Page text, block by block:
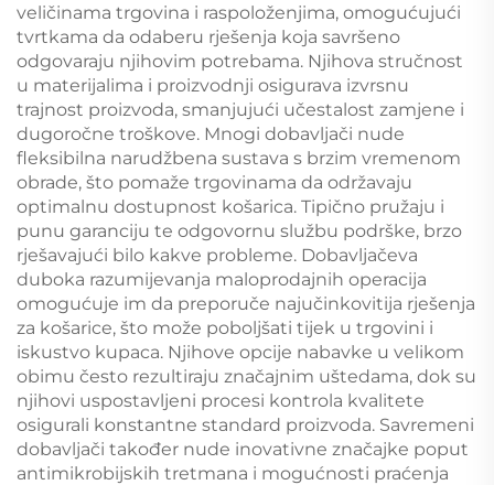
veličinama trgovina i raspoloženjima, omogućujući
tvrtkama da odaberu rješenja koja savršeno
odgovaraju njihovim potrebama. Njihova stručnost
u materijalima i proizvodnji osigurava izvrsnu
trajnost proizvoda, smanjujući učestalost zamjene i
dugoročne troškove. Mnogi dobavljači nude
fleksibilna narudžbena sustava s brzim vremenom
obrade, što pomaže trgovinama da održavaju
optimalnu dostupnost košarica. Tipično pružaju i
punu garanciju te odgovornu službu podrške, brzo
rješavajući bilo kakve probleme. Dobavljačeva
duboka razumijevanja maloprodajnih operacija
omogućuje im da preporuče najučinkovitija rješenja
za košarice, što može poboljšati tijek u trgovini i
iskustvo kupaca. Njihove opcije nabavke u velikom
obimu često rezultiraju značajnim uštedama, dok su
njihovi uspostavljeni procesi kontrola kvalitete
osigurali konstantne standard proizvoda. Savremeni
dobavljači također nude inovativne značajke poput
antimikrobijskih tretmana i mogućnosti praćenja